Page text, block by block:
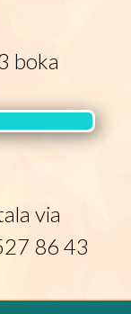
boka
via
86 43